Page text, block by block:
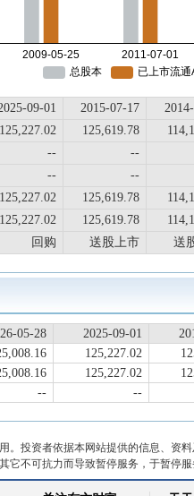
09-01 2015-07-17
125,227.02 125,619.78
-- --
-- --
125,227.02 125,619.78
125,227.02 125,619.78
回购 送股上市 送
05-28 2025-09-01
125,227.02
125,227.02
-- --
。投资者依据本网站提供的信息、
不可抗力而导致暂停服务，于暂停